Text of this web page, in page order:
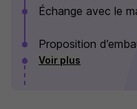
Échange avec le
Proposition
Voir plus